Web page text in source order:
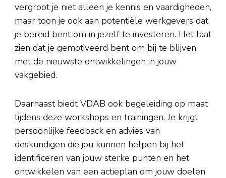
vergroot je niet alleen je kennis en vaardigheden,
maar toon je ook aan potentiële werkgevers dat
je bereid bent om in jezelf te investeren. Het laat
zien dat je gemotiveerd bent om bij te blijven
met de nieuwste ontwikkelingen in jouw
vakgebied.
Daarnaast biedt VDAB ook begeleiding op maat
tijdens deze workshops en trainingen. Je krijgt
persoonlijke feedback en advies van
deskundigen die jou kunnen helpen bij het
identificeren van jouw sterke punten en het
ontwikkelen van een actieplan om jouw doelen